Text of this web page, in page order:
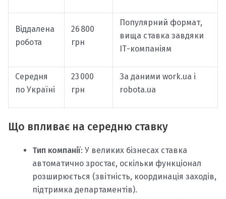
Віддалена
робота
26 800
грн
Популярний формат,
вища ставка завдяки
ІТ-компаніям
Середня
по Україні
23 000
грн
За даними work.ua і
robota.ua
Що впливає на середню ставку
Тип компанії: У великих бізнесах ставка
автоматично зростає, оскільки функціонал
розширюється (звітність, координація заходів,
підтримка департаментів).